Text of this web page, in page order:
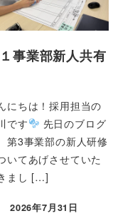
事業部新人共有
にちは！採用担当の
です
先日のブログ
第3事業部の新人研修
いてあげさせていた
まし […]
2026年7月31日